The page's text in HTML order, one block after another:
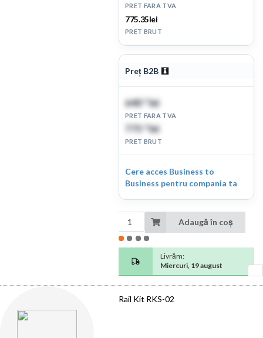
PRET FARA TVA
775.35lei
PRET BRUT
Preț B2B
640 lei
PRET FARA TVA
775 lei
PRET BRUT
Cere acces Business to
Business pentru compania ta
Adaugă în coș
Livrăm:
Miercuri, 19 august
Rail Kit RKS-02